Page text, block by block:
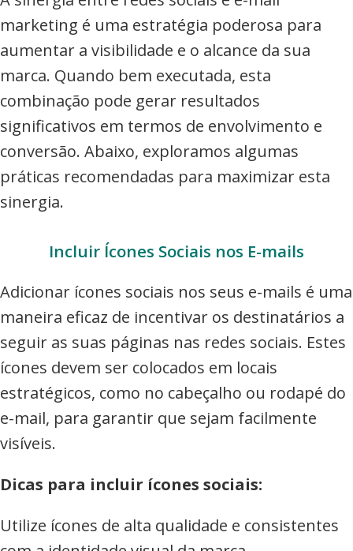
marketing é uma estratégia poderosa para
aumentar a visibilidade e o alcance da sua
marca. Quando bem executada, esta
combinação pode gerar resultados
significativos em termos de envolvimento e
conversão. Abaixo, exploramos algumas
práticas recomendadas para maximizar esta
sinergia.
Incluir Ícones Sociais nos E-mails
Adicionar ícones sociais nos seus e-mails é uma
maneira eficaz de incentivar os destinatários a
seguir as suas páginas nas redes sociais. Estes
ícones devem ser colocados em locais
estratégicos, como no cabeçalho ou rodapé do
e-mail, para garantir que sejam facilmente
visíveis.
Dicas para incluir ícones sociais:
Utilize ícones de alta qualidade e consistentes